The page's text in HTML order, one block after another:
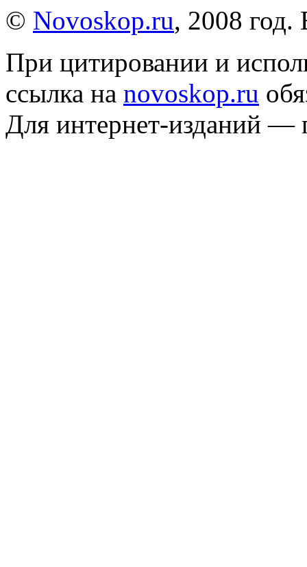
© Novoskop.ru, 2008
При цитировании и
ссылка на novoskop.ru
Для интернет-изданий —